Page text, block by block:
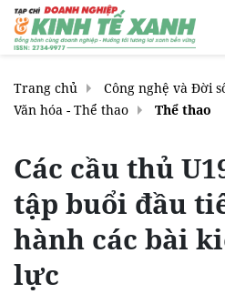
Trang chủ
Công nghệ và Đời
Văn hóa - Thể thao
Thể thao
Các cầu thủ
tập buổi đầu
hành các bài
lực